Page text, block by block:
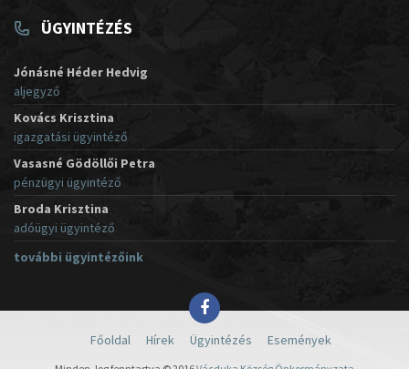
ÜGYINTÉZÉS
Jónásné Héder Hedvig
aljegyző
Kovács Krisztina
igazgatási ügyintéző
Vasasné Gödöllői Petra
pénzügyi ügyintéző
Broda Krisztina
adóügyi ügyintéző
további ügyintézőink
Főoldal Hírek Ügyintézés Események